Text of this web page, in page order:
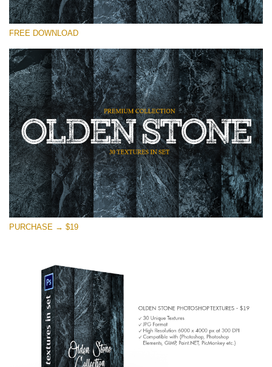
Por favor seleccione
Small 800*533px
Olden Stone
(30 Textures)
Large 6000*4000px
Entire Collection
(1783 Overlays)
Large 6000*4000px
Descarga gratis
FREE DOWNLOAD
PURCHASE → $19